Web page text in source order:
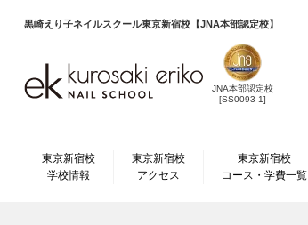
黒崎えり子ネイルスクール東京新宿校【JNA本部認定校】
JNA本部認定校
[SS0093-1]
東京新宿校
学校情報
東京新宿校
アクセス
東京新宿校
コース・学費一覧